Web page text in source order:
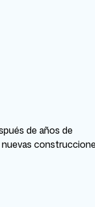
de años de
nuevas